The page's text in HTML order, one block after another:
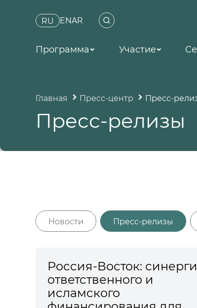
RU ENAR
Программа Участие
Главная Пресс-центр Пресс-
Пресс-релизы
Новости Пресс-релизы
Россия-Восток:
ответственного и
исламского